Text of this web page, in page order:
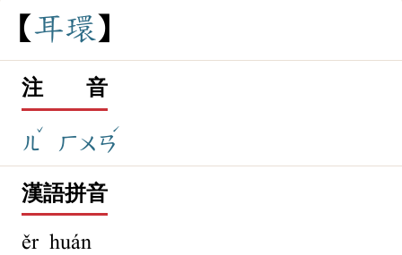
耳環
注 音
ㄦ
ˇ
ㄏㄨㄢ
ˊ
漢語拼音
ěr huán